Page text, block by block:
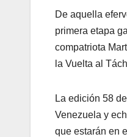
De aquella
primera etapa
compatriota
la Vuelta al
La edición 58
Venezuela y
que estarán en